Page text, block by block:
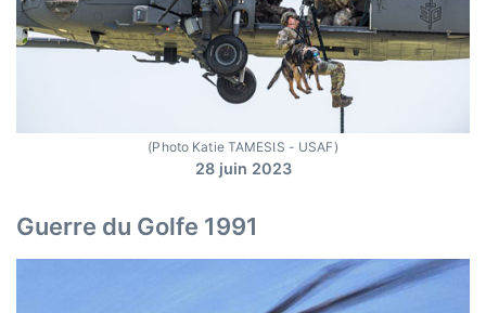
(Photo Katie TAMESIS - USAF)
28 juin 2023
Guerre du Golfe 1991